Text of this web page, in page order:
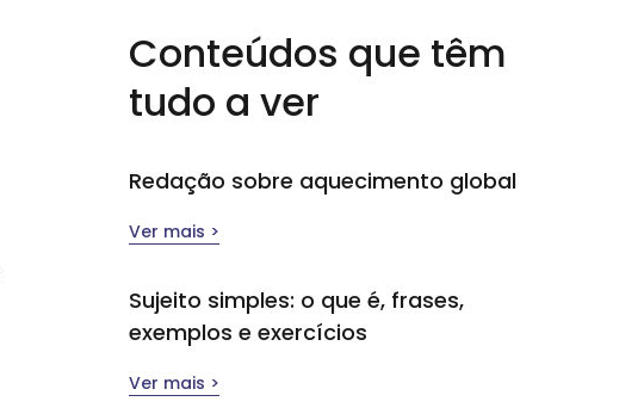
Conteúdos que têm
tudo a ver
Redação sobre aquecimento global
Ver mais >
Sujeito simples​: o que é, frases,
exemplos e exercícios
Ver mais >